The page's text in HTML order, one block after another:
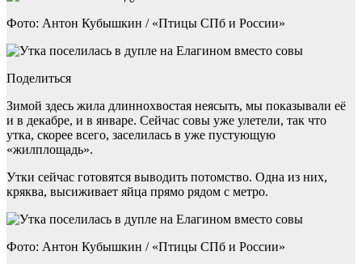
Фото: Антон Кубышкин / «Птицы СПб и России»
Поделиться
Зимой здесь жила длиннохвостая неясыть, мы показывали её
и в декабре, и в январе. Сейчас совы уже улетели, так что
утка, скорее всего, заселилась в уже пустующую
«жилплощадь».
Утки сейчас готовятся выводить потомство. Одна из них,
кряква, высиживает яйца прямо рядом с метро.
Фото: Антон Кубышкин / «Птицы СПб и России»